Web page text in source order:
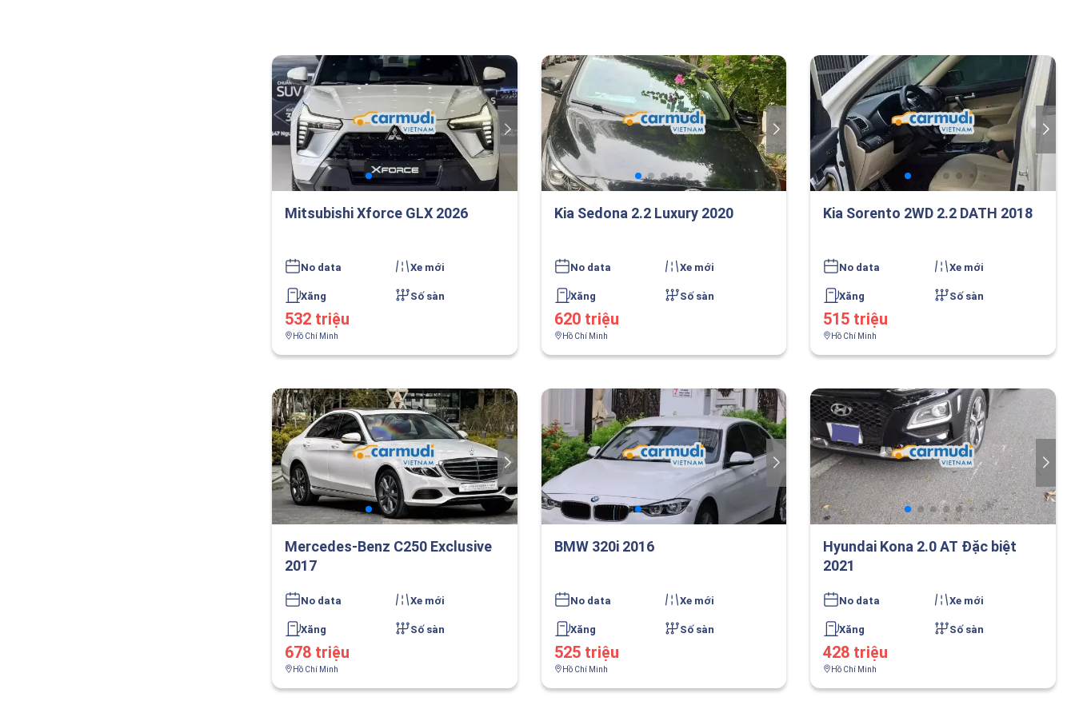
Mitsubishi Xforce GLX 2026
No data Xe mới
Xăng Số sàn
532 triệu
Hồ Chí Minh
Kia Sedona 2.2 Luxury 2020
No data Xe mới
Xăng Số sàn
620 triệu
Hồ Chí Minh
Kia Sorento 2WD 2.2 DATH 2018
No data Xe mới
Xăng Số sàn
515 triệu
Hồ Chí Minh
Mercedes-Benz C250 Exclusive
2017
No data Xe mới
Xăng Số sàn
678 triệu
Hồ Chí Minh
BMW 320i 2016
No data Xe mới
Xăng Số sàn
525 triệu
Hồ Chí Minh
Hyundai Kona 2.0 AT Đặc biệt
2021
No data Xe mới
Xăng Số sàn
428 triệu
Hồ Chí Minh